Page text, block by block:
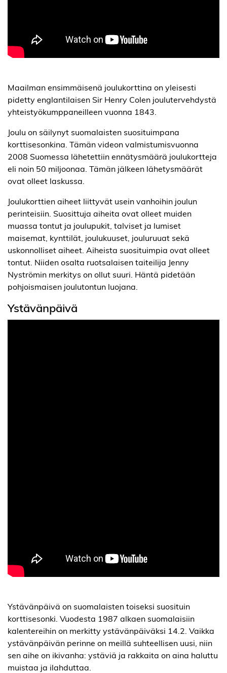
Maailman ensimmäisenä joulukorttina on yleisesti
pidetty englantilaisen Sir Henry Colen joulutervehdystä
yhteistyökumppaneilleen vuonna 1843.
Joulu on säilynyt suomalaisten suosituimpana
korttisesonkina. Tämän videon valmistumisvuonna
2008 Suomessa lähetettiin ennätysmäärä joulukortteja
eli noin 50 miljoonaa. Tämän jälkeen lähetysmäärät
ovat olleet laskussa.
Joulukorttien aiheet liittyvät usein vanhoihin joulun
perinteisiin. Suosittuja aiheita ovat olleet muiden
muassa tontut ja joulupukit, talviset ja lumiset
maisemat, kynttilät, joulukuuset, jouluruuat sekä
uskonnolliset aiheet. Aiheista suosituimpia ovat olleet
tontut. Niiden osalta ruotsalaisen taiteilija Jenny
Nyströmin merkitys on ollut suuri. Häntä pidetään
pohjoismaisen joulutontun luojana.
Ystävänpäivä
Ystävänpäivä on suomalaisten toiseksi suosituin
korttisesonki. Vuodesta 1987 alkaen suomalaisiin
kalentereihin on merkitty ystävänpäiväksi 14.2. Vaikka
ystävänpäivän perinne on meillä suhteellisen uusi, niin
sen aihe on ikivanha: ystäviä ja rakkaita on aina haluttu
muistaa ja ilahduttaa.